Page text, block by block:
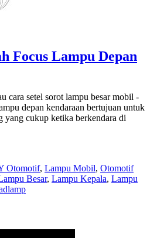
Focus Lampu Depan
cara setel sorot lampu besar mobil -
depan kendaraan bertujuan untuk
yang cukup ketika berkendara di
Otomotif, Lampu Mobil, Otomotif
Besar, Lampu Kepala, Lampu